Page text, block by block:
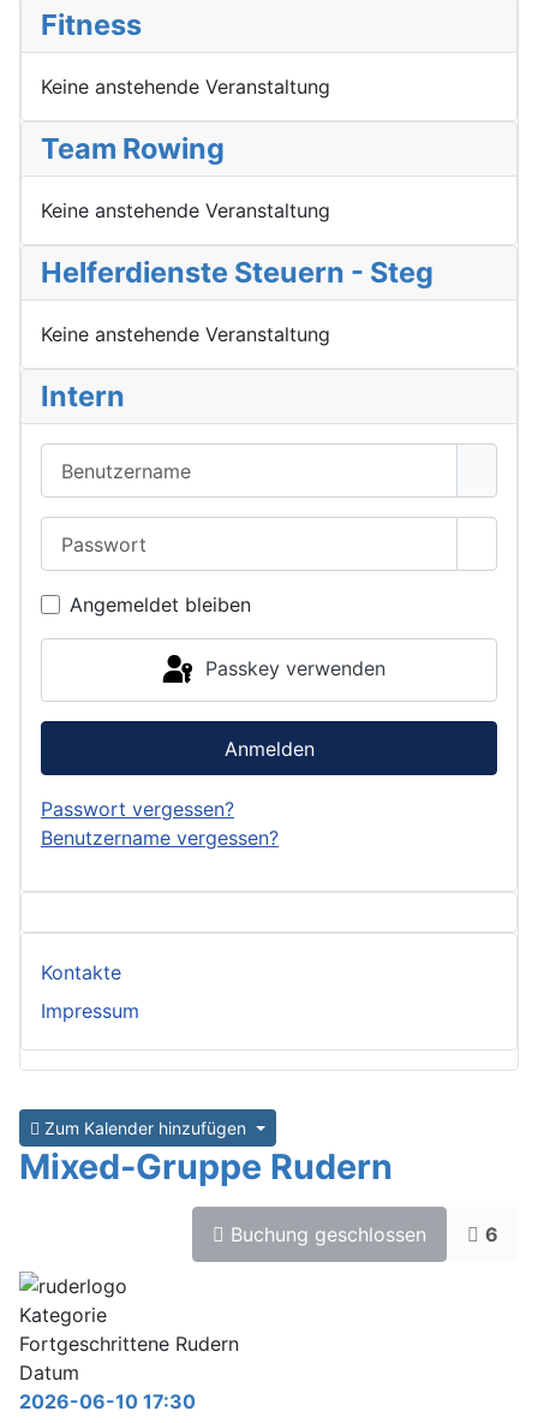
Fitness
Keine anstehende Veranstaltung
Team Rowing
Keine anstehende Veranstaltung
Helferdienste Steuern - Steg
Keine anstehende Veranstaltung
Intern
Angemeldet bleiben
Passkey verwenden
Anmelden
Passwort vergessen?
Benutzername vergessen?
Kontakte
Impressum
Zum Kalender hinzufügen
Mixed-Gruppe Rudern
Buchung geschlossen 6
Kategorie
Fortgeschrittene Rudern
Datum
2026-06-10 17:30